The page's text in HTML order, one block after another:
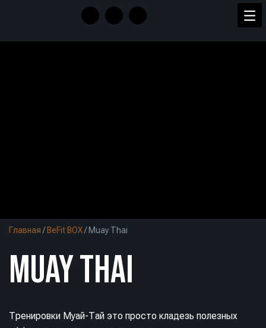
Главная / BeFit BOX/ Muay Thai
MUAY THAI
Тренировки Муай-Тай это просто кладезь полезных